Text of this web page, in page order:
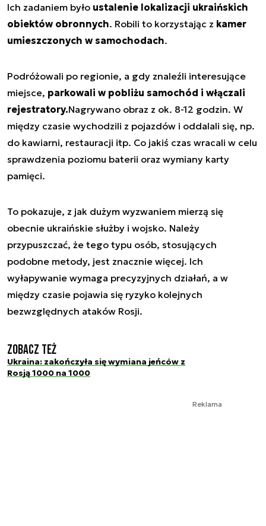
Ich zadaniem było ustalenie lokalizacji ukraińskich
obiektów obronnych. Robili to korzystając z kamer
umieszczonych w samochodach.
Podróżowali po regionie, a gdy znaleźli interesujące
miejsce, parkowali w pobliżu samochód i włączali
rejestratory.Nagrywano obraz z ok. 8-12 godzin. W
między czasie wychodzili z pojazdów i oddalali się, np.
do kawiarni, restauracji itp. Co jakiś czas wracali w celu
sprawdzenia poziomu baterii oraz wymiany karty
pamięci.
To pokazuje, z jak dużym wyzwaniem mierzą się
obecnie ukraińskie służby i wojsko. Należy
przypuszczać, że tego typu osób, stosujących
podobne metody, jest znacznie więcej. Ich
wyłapywanie wymaga precyzyjnych działań, a w
między czasie pojawia się ryzyko kolejnych
bezwzględnych ataków Rosji.
Zobacz też
Ukraina: zakończyła się wymiana jeńców z
Rosją 1000 na 1000
Reklama